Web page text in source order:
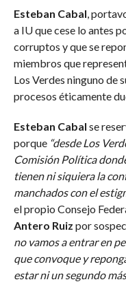
Esteban Cabal,
a IU que cese lo antes
corruptos y que se
miembros que
Los Verdes ninguno de
procesos éticamente
Esteban Cabal se
porque“desde Los
Comisión Política
tienen ni siquiera la
manchados con el
el propio Consejo
Antero Ruiz por
no vamos a entrar en
que convoque y
estar ni un segundo